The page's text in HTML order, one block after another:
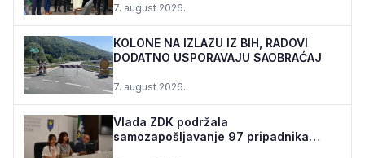
5. august 2026.•161 pregleda
7. august 2026.
KOLONE NA IZLAZU IZ BIH, RADOVI
DODATNO USPORAVAJU SAOBRAĆAJ
7. august 2026.
Vlada ZDK podržala
samozapošljavanje 97 pripadnika